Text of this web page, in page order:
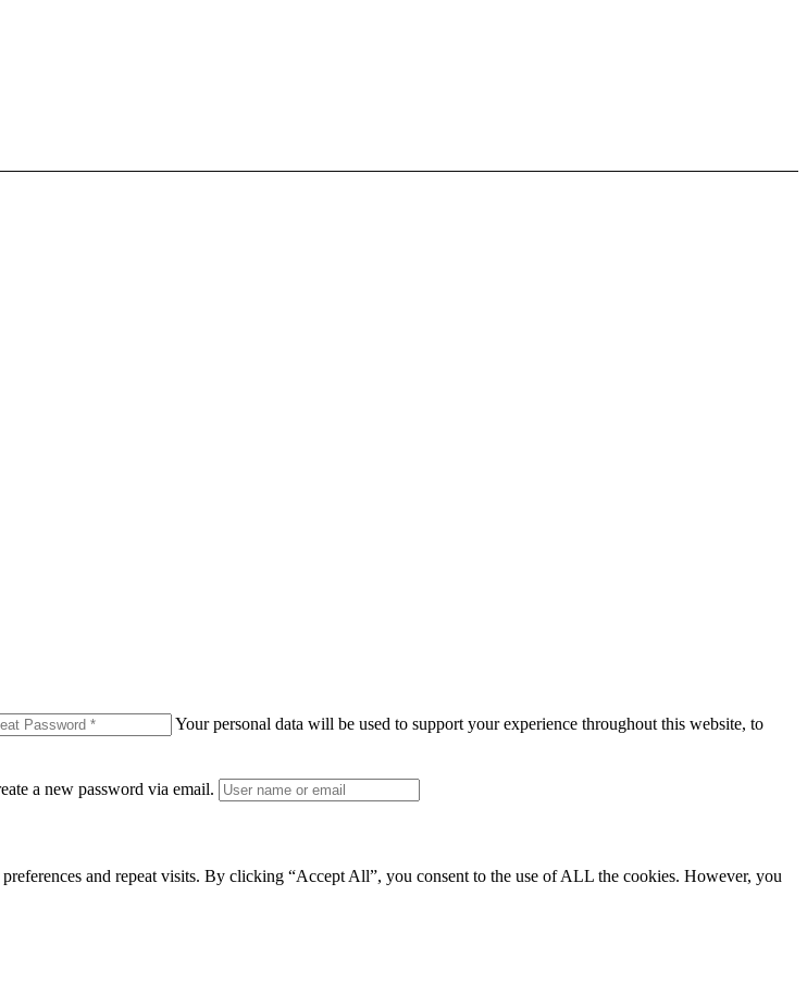
Your personal data will be used to support your experience throughout this website, to
a new password via email.
and repeat visits. By clicking “Accept All”, you consent to the use of ALL the cookies. However, you